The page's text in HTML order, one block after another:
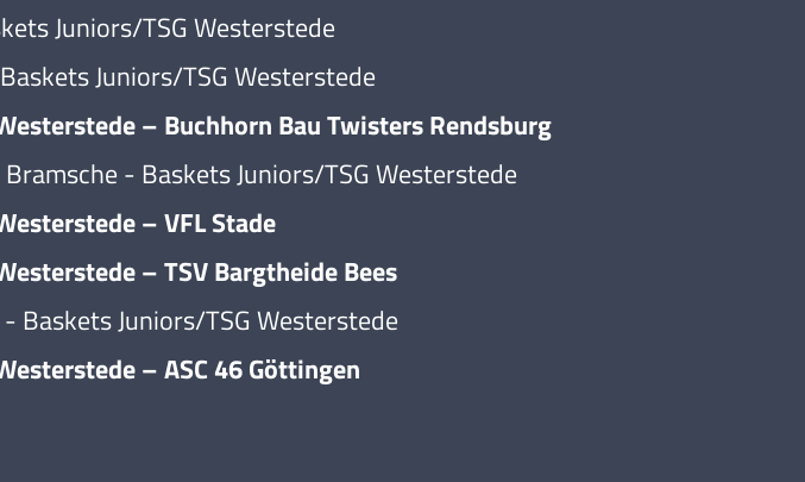
TSG Westerstede
Juniors/TSG Westerstede
– Buchhorn Bau Twisters Rendsburg
- Baskets Juniors/TSG Westerstede
– VFL Stade
– TSV Bargtheide Bees
Juniors/TSG Westerstede
– ASC 46 Göttingen